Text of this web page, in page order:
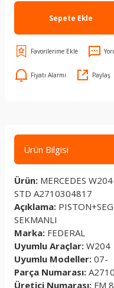
Sepete Ekle
Fiyatı Alarmı Paylaş
Ürün Bilgisi
Ürün: MERCEDES
STD A2710304817
Açıklama:
SEKMANLI
Marka: FEDERAL
Uyumlu Araçlar: W204
Uyumlu Modeller: 07-
Parça Numarası:
Üretici Numarası: FM